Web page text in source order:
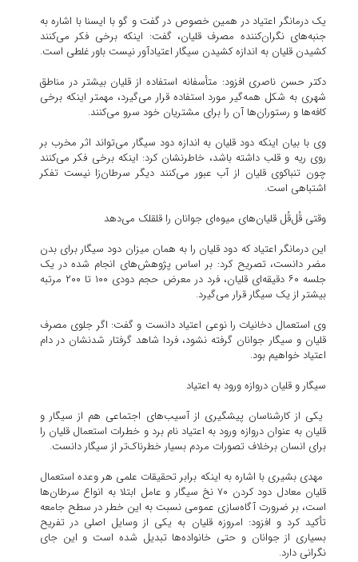
یک درمانگر اعتیاد در همین خصوص در گفت و گو با ایسنا با اشاره به
جنبه‌های نگران‌کننده مصرف قلیان، گفت: اینکه برخی فکر می‌کنند
کشیدن قلیان به اندازه کشیدن سیگار اعتیادآور نیست باور غلطی است.
دکتر حسن ناصری افزود: متأسفانه استفاده از قلیان بیشتر در مناطق
شهری به شکل همه‌گیر مورد استفاده قرار می‌گیرد، مهمتر اینکه برخی
کافه‌ها و رستوران‌ها آن را برای مشتریان خود سرو می‌کنند.
وی با بیان اینکه دود قلیان به اندازه دود سیگار می‌تواند اثر مخرب بر
روی ریه و قلب داشته باشد، خاطرنشان کرد: اینکه برخی فکر می‌کنند
چون تنباکوی قلیان از آب عبور می‌کنند دیگر سرطان‌زا نیست تفکر
اشتباهی است.
وقتی قُل‌قُل قلیان‌های میوه‌ای جوانان را قلقلک می‌دهد
این درمانگر اعتیاد که دود قلیان را به همان میزان دود سیگار برای بدن
مضر دانست، تصریح کرد: بر اساس پژوهش‌های انجام شده در یک
جلسه ۶۰ دقیقه‌ای قلیان، فرد در معرض حجم دودی ۱۰۰ تا ۲۰۰ مرتبه
بیشتر از یک سیگار قرار می‌گیرد.
وی استعمال دخانیات را نوعی اعتیاد دانست و گفت: اگر جلوی مصرف
قلیان و سیگار جوانان گرفته نشود، فردا شاهد گرفتار شدنشان در دام
اعتیاد خواهیم بود.
سیگار و قلیان دروازه ورود به اعتیاد
یکی از کارشناسان پیشگیری از آسیب‌های اجتماعی هم از سیگار و
قلیان به عنوان دروازه ورود به اعتیاد نام برد و خطرات استعمال قلیان را
برای انسان برخلاف تصورات مردم بسیار خطرناک‌تر از سیگار دانست.
مهدی بشیری با اشاره به اینکه برابر تحقیقات علمی هر وعده استعمال
قلیان معادل دود کردن ۷۰ نخ سیگار و عامل ابتلا به انواع سرطان‌ها
است، بر ضرورت آگاه‌سازی عمومی نسبت به این خطر در سطح جامعه
تأکید کرد و افزود: امروزه قلیان به یکی از وسایل اصلی در تفریح
بسیاری از جوانان و حتی خانواده‌ها تبدیل شده است و این جای
نگرانی دارد.